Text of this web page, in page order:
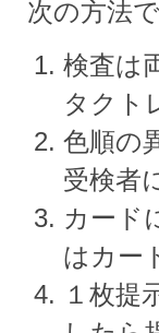
次の方法
検査は
タクト
色順の
受検者
カード
はカー
１枚提